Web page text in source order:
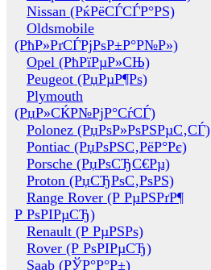
Nissan (РќРёСЃСЃР°РЅ)
Oldsmobile
(РћР»РґСЃРјРѕР±Р°Р№Р»)
Opel (РћРїРµР»СЊ)
Peugeot (РџРµР¶Рѕ)
Plymouth
(РџР»СЌР№РјР°СѓСЃ)
Polonez (РџРѕР»РѕРЅРµС‚СЃ)
Pontiac (РџРѕРЅС‚РёР°Рє)
Porsche (РџРѕСЂС€Рµ)
Proton (РџСЂРѕС‚РѕРЅ)
Range Rover (Р РµРЅРґР¶
Р РѕРІРµСЂ)
Renault (Р РµРЅРѕ)
Rover (Р РѕРІРµСЂ)
Saab (РЎР°Р°Р±)